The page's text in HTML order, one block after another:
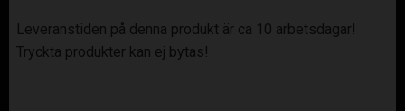
Leveranstiden på denna produkt är ca 10 arbetsdagar!
Tryckta produkter kan ej bytas!